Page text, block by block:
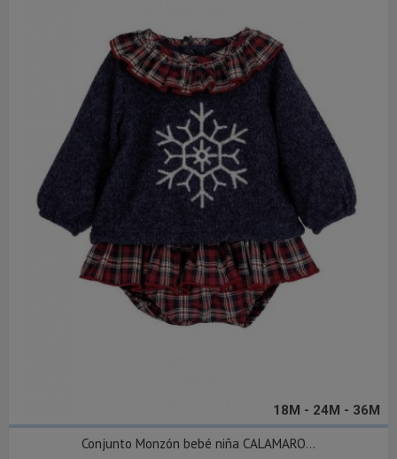
18M - 24M - 36M
Conjunto Monzón bebé niña CALAMARO...